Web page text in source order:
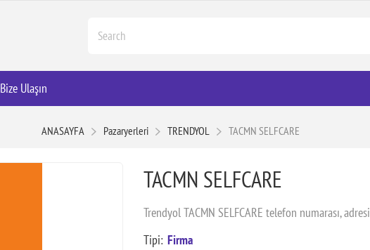
Bize Ulaşın
ANASAYFA Pazaryerleri TRENDYOL TACMN SELFCARE
TACMN SELFCARE
Trendyol TACMN SELFCARE telefon numarası, adresi
Tipi: Firma